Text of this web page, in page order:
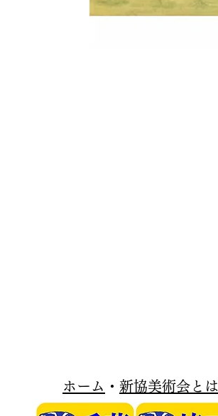
​ホーム ・ 新協美術会とは